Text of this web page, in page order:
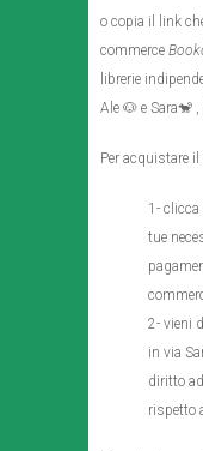
o copia il link
commerce
librerie
Ale 🐶 e Sara🐒
Per acquistare
1-
tue
2- vieni
in via
diritto
rispetto